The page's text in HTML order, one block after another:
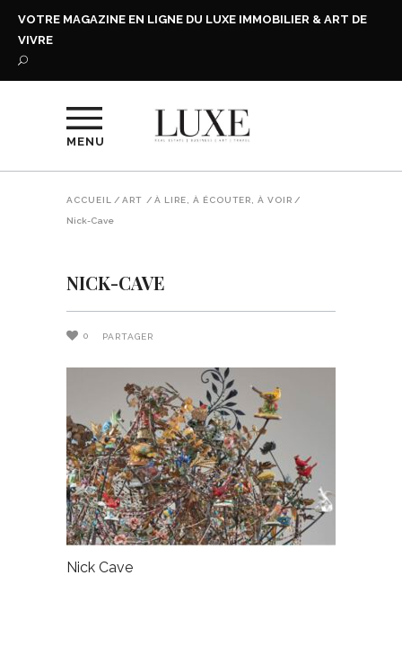
VOTRE MAGAZINE EN LIGNE DU LUXE IMMOBILIER & ART DE
VIVRE
MENU
ACCUEIL / ART / À LIRE, À ÉCOUTER, À VOIR /
Nick-Cave
NICK-CAVE
0 PARTAGER
Nick Cave